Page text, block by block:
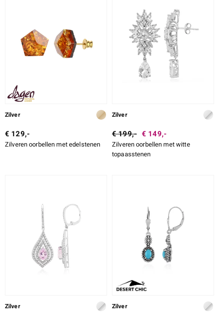
Zilver
€ 129,-
Zilveren oorbellen met edelstenen
Zilver
€ 199,- € 149,-
Zilveren oorbellen met witte
topaasstenen
Zilver Zilver